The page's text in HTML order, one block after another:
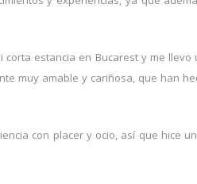
estancia en Bucarest y me
muy amable y cariñosa, que han
con placer y ocio, así que hice